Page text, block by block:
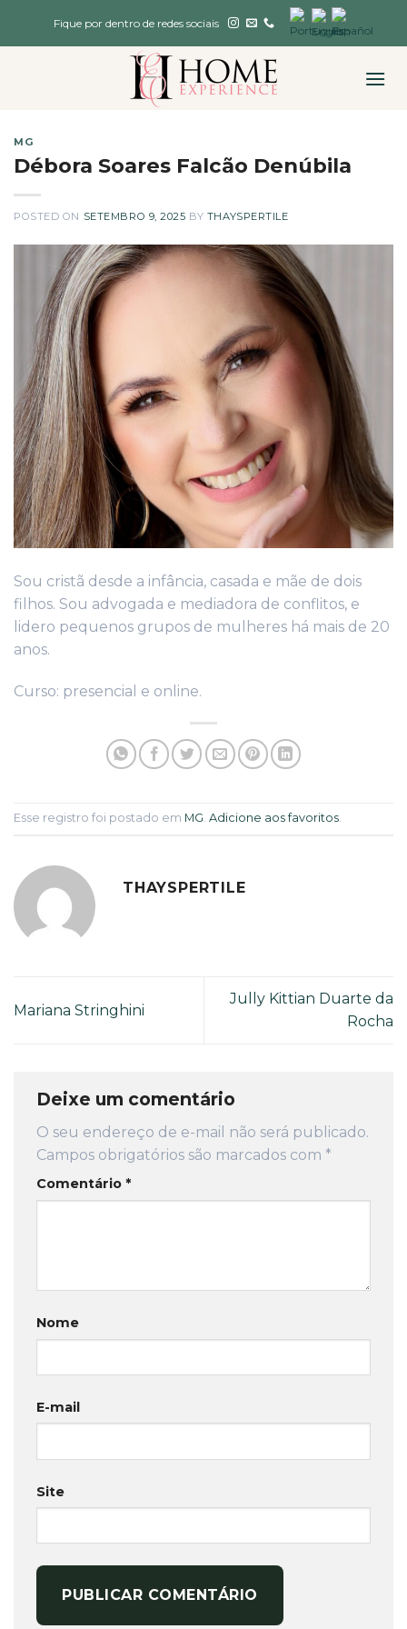
Fique por dentro de redes sociais
MG
Débora Soares Falcão Denúbila
POSTED ON SETEMBRO 9, 2025 BY THAYSPERTILE
Sou cristã desde a infância, casada e mãe de dois
filhos. Sou advogada e mediadora de conflitos, e
lidero pequenos grupos de mulheres há mais de 20
anos.
Curso: presencial e online.
Esse registro foi postado em MG. Adicione aos favoritos.
THAYSPERTILE
Mariana Stringhini
Jully Kittian Duarte da
Rocha
Deixe um comentário
O seu endereço de e-mail não será publicado.
Campos obrigatórios são marcados com *
Comentário *
Nome
E-mail
Site